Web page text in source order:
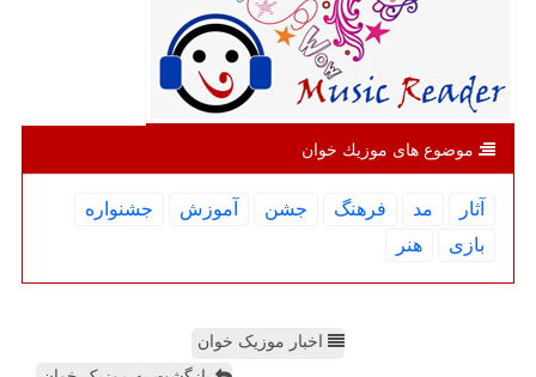
موضوع های موزیك خوان
آثار مد فرهنگ جشن آموزش
جشنواره
بازی
هنر
اخبار موزیک خوان